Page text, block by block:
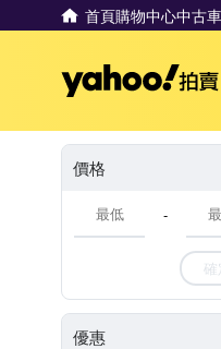
首頁購物中心中古車
價格
-
確
優惠